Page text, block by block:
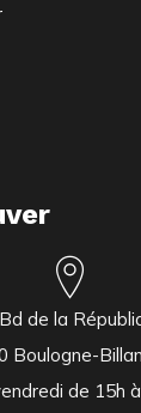
de la
Boulogne-
de 15h